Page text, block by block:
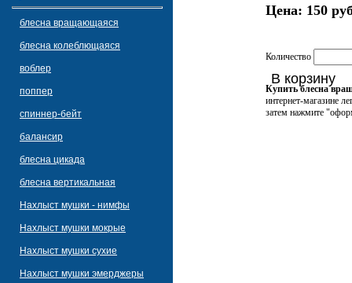
блесна вращающаяся
блесна колеблющаяся
воблер
поппер
спиннер-бейт
балансир
блесна цикада
блесна вертикальная
Нахлыст мушки - нимфы
Нахлыст мушки мокрые
Нахлыст мушки сухие
Нахлыст мушки эмерджеры
Цена: 150
Количество
В корзину
Купить блесна
интернет-магазине
затем нажмите